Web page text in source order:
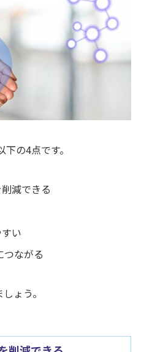
の4点です。
減できる
い
つながる
ょう。